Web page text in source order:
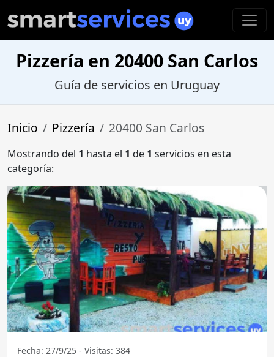
Pizzería en 20400 San Carlos
Guía de servicios en Uruguay
Inicio Pizzería 20400 San Carlos
Mostrando del 1 hasta el 1 de 1 servicios en esta
categoría:
Fecha: 27/9/25 - Visitas: 384